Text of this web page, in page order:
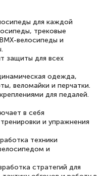
для каждой
трековые
велосипеды и
защиты для всех
одежда,
веломайки и перчатки.
для педалей.
в себя
и упражнения
техники
и
стратегий для